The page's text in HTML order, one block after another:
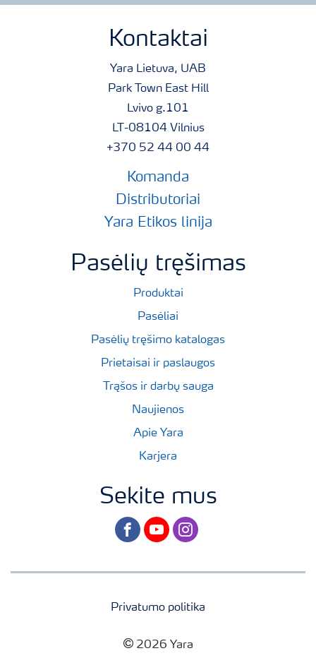
Kontaktai
Yara Lietuva, UAB
Park Town East Hill
Lvivo g.101
LT-08104 Vilnius
+370 52 44 00 44
Komanda
Distributoriai
Yara Etikos linija
Pasėlių tręšimas
Produktai
Pasėliai
Pasėlių tręšimo katalogas
Prietaisai ir paslaugos
Trąšos ir darbų sauga
Naujienos
Apie Yara
Karjera
Sekite mus
facebookyoutubeinstagram
Privatumo politika
2026 Yara